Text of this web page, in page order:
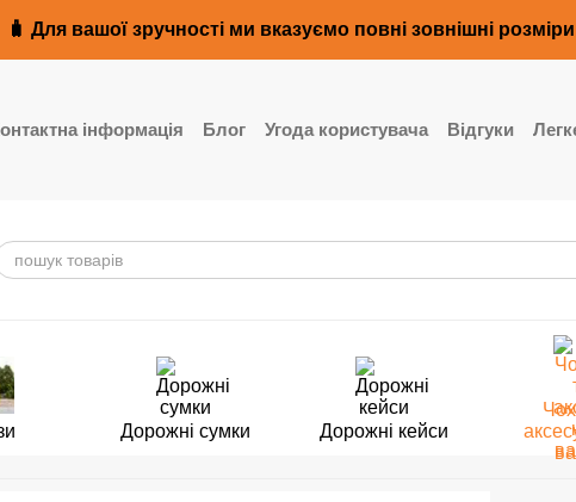
🧳 Для вашої зручності ми вказуємо повні зовнішні
інформація Блог Угода користувача Відгуки
Дорожні сумки Дорожні кейси